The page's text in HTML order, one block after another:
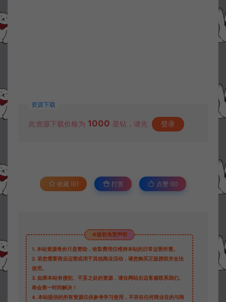
资源下载
此资源下载价格为 1000 星钻，请先 登录
收藏 (0) 打赏 点赞 (0)
©版权免责声明
1. 本站资源售价只是赞助，收取费用仅维持本站的日常运营所需。
2. 若您需要商业运营或用于其他商业活动，请您购买正版授权并合法
使用。
3. 如果本站有侵犯、不妥之处的资源，请在网站右边客服联系我们。
将会第一时间解决！
4. 本站提供的所有资源仅供参考学习使用，不存在任何商业目的与商